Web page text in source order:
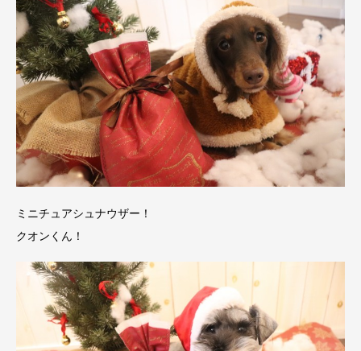
ミニチュアシュナウザー！
クオンくん！